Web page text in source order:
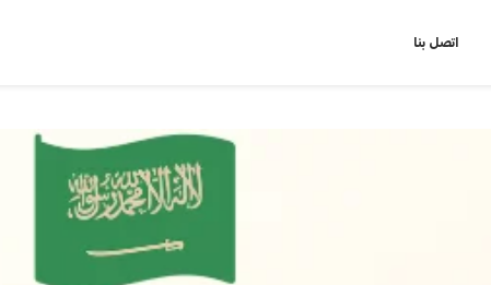
اتصل بنا